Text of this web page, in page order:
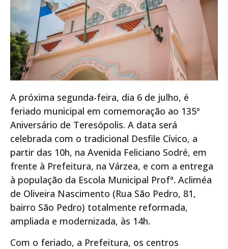
A próxima segunda-feira, dia 6 de julho, é
feriado municipal em comemoração ao 135º
Aniversário de Teresópolis. A data será
celebrada com o tradicional Desfile Cívico, a
partir das 10h, na Avenida Feliciano Sodré, em
frente à Prefeitura, na Várzea, e com a entrega
à população da Escola Municipal Profª. Acliméa
de Oliveira Nascimento (Rua São Pedro, 81,
bairro São Pedro) totalmente reformada,
ampliada e modernizada, às 14h.
Com o feriado, a Prefeitura, os centros